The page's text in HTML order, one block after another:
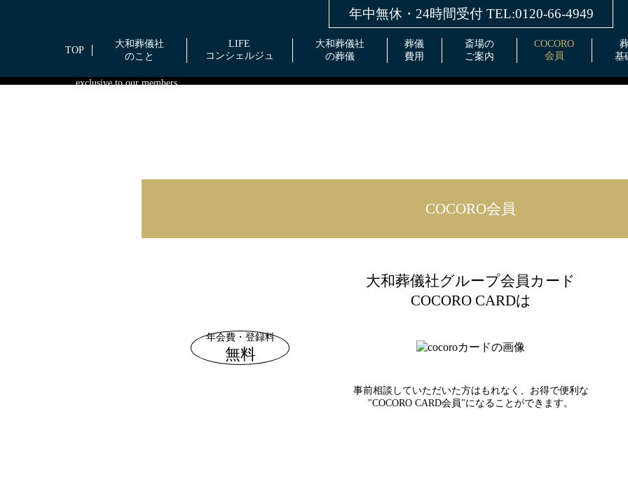
年中無休・24時間受付 TEL:0120-66-4949
TOP
大和葬儀社
のこと
LIFE
コンシェルジュ
大和葬儀社
の葬儀
葬儀
費用
斎場の
ご案内
COCORO
会員
基
Skip
to
content
COCORO会員について
会員ならではの
exclusive to our members.
COCORO会員
大和葬儀社グループ会員カード
COCORO CARDは
年会費・登録料
無料
事前相談していただいた方はもれなく、お得で便利な
"COCORO CARD会員"になることができます。